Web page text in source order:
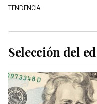
TENDENCIA
Selección del